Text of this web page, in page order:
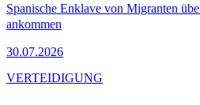
Spanische Enklave von Migranten
ankommen
30.07.2026
VERTEIDIGUNG